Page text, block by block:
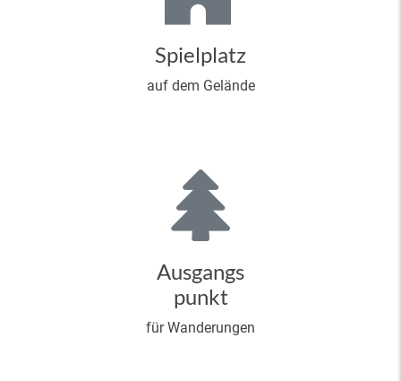
Spielplatz
auf dem Gelände
Ausgangs
punkt
für Wanderungen